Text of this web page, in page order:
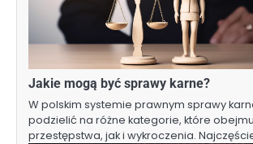
Jakie mogą być sprawy karne?
W polskim systemie prawnym sprawy
podzielić na różne kategorie, które
przestępstwa, jak i wykroczenia.